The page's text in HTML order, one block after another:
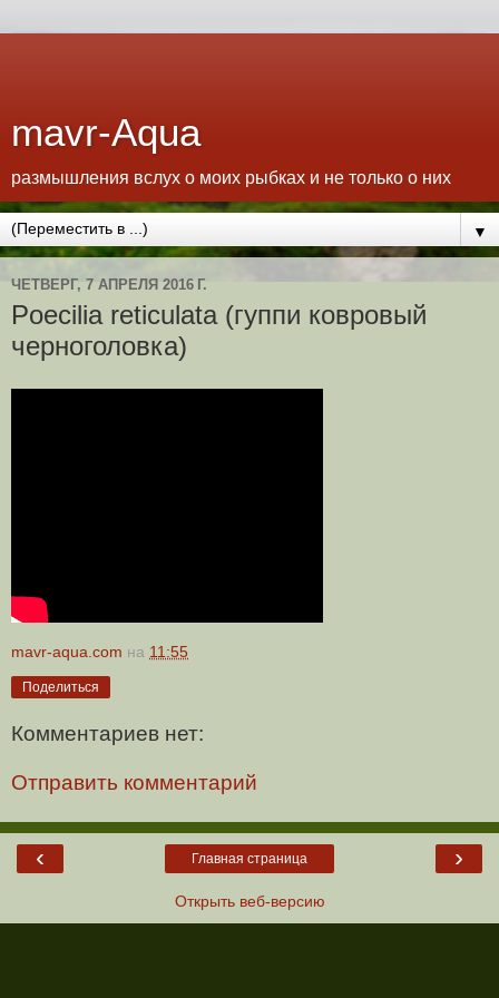
mavr-Aqua
размышления вслух о моих рыбках и не только о них
▼
ЧЕТВЕРГ, 7 АПРЕЛЯ 2016 Г.
Poecilia reticulata (гуппи ковровый
черноголовка)
mavr-aqua.com на 11:55
Поделиться
Комментариев нет:
Отправить комментарий
‹ ›
Главная страница
Открыть веб-версию